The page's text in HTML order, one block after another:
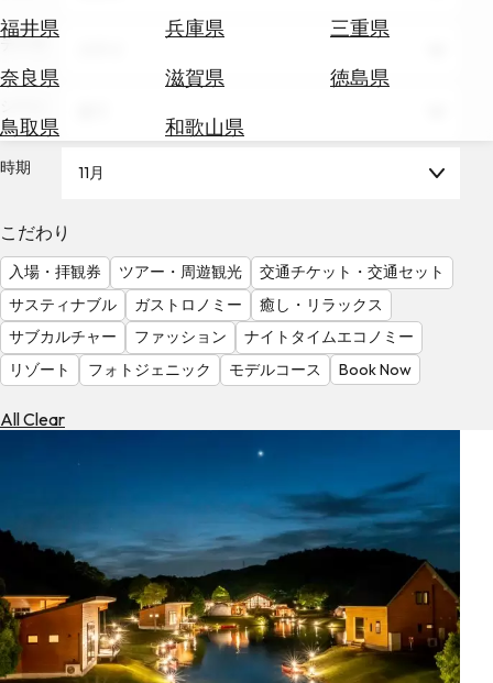
福井県
兵庫県
三重県
奈良県
滋賀県
徳島県
鳥取県
和歌山県
券
テ
を
調
べ
る
天
気
を
見
る
テーマ
時期 11月
こだわり
入場・拝観券 ツアー・周遊観光
交通チケット・交通セット
サスティナブル
ガストロノミー
癒し・リラックス
サブカルチャー
ファッション
ナイトタイムエコノミー
リゾート
フォトジェニック モデルコース Book Now
All Clear